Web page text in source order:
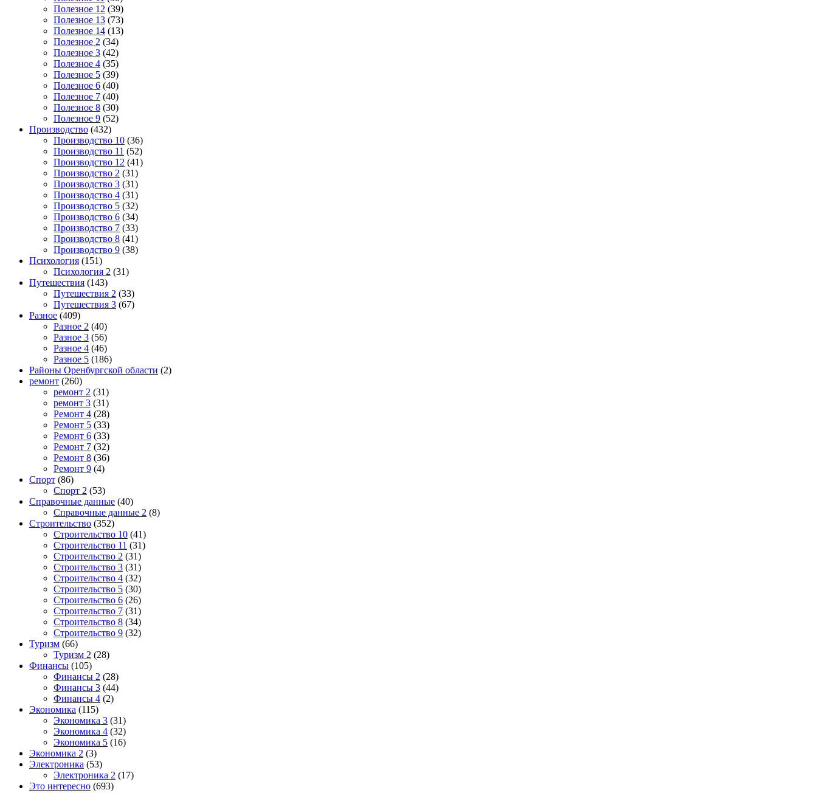
Полезное 12 (39)
Полезное 13 (73)
Полезное 14 (13)
Полезное 2 (34)
Полезное 3 (42)
Полезное 4 (35)
Полезное 5 (39)
Полезное 6 (40)
Полезное 7 (40)
Полезное 8 (30)
Полезное 9 (52)
Производство (432)
Производство 10 (36)
Производство 11 (52)
Производство 12 (41)
Производство 2 (31)
Производство 3 (31)
Производство 4 (31)
Производство 5 (32)
Производство 6 (34)
Производство 7 (33)
Производство 8 (41)
Производство 9 (38)
Психология (151)
Психология 2 (31)
Путешествия (143)
Путешествия 2 (33)
Путешествия 3 (67)
Разное (409)
Разное 2 (40)
Разное 3 (56)
Разное 4 (46)
Разное 5 (186)
Районы Оренбургской области (2)
ремонт (260)
ремонт 2 (31)
ремонт 3 (31)
Ремонт 4 (28)
Ремонт 5 (33)
Ремонт 6 (33)
Ремонт 7 (32)
Ремонт 8 (36)
Ремонт 9 (4)
Спорт (86)
Спорт 2 (53)
Справочные данные (40)
Справочные данные 2 (8)
Строительство (352)
Строительство 10 (41)
Строительство 11 (31)
Строительство 2 (31)
Строительство 3 (31)
Строительство 4 (32)
Строительство 5 (30)
Строительство 6 (26)
Строительство 7 (31)
Строительство 8 (34)
Строительство 9 (32)
Туризм (66)
Туризм 2 (28)
Финансы (105)
Финансы 2 (28)
Финансы 3 (44)
Финансы 4 (2)
Экономика (115)
Экономика 3 (31)
Экономика 4 (32)
Экономика 5 (16)
Экономика 2 (3)
Электроника (53)
Электроника 2 (17)
Это интересно (693)